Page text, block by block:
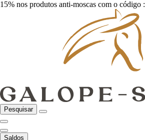
15% nos produtos anti-moscas com o código :
Pesquisar
Saldos